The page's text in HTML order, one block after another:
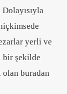
yerli ve
bir şekilde
buradan